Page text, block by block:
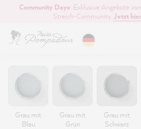
springen
Community Days: Exklusive Angebote
Streich-Community. Jetzt
Grau mit
Blau
Grau mit
Grün
Grau mit
Schwarz